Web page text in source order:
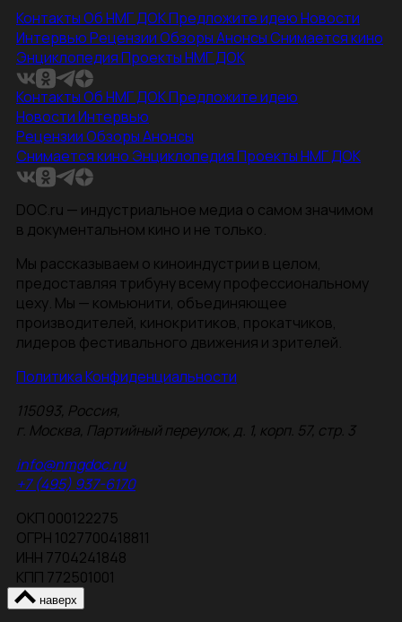
КонтактыОб НМГ ДОКПредложите идеюНовости
ИнтервьюРецензииОбзорыАнонсыСнимается кино
ЭнциклопедияПроекты НМГ ДОК
КонтактыОб НМГ ДОКПредложите идею
НовостиИнтервью
РецензииОбзорыАнонсы
Снимается кино ЭнциклопедияПроекты НМГ ДОК
DOC.ru — индустриальное медиа о самом значимом
в документальном кино и не только.
Мы рассказываем о киноиндустрии в целом,
предоставляя трибуну всему профессиональному
цеху. Мы — комьюнити, объединяющее
производителей, кинокритиков, прокатчиков,
лидеров фестивального движения и зрителей.
Политика Конфиденциальности
115093, Россия,
г. Москва, Партийный переулок, д. 1, корп. 57, стр. 3
info@nmgdoc.ru
+7 (495) 937-6170
ОКП 000122275
ОГРН 1027700418811
ИНН 7704241848
КПП 772501001
наверх